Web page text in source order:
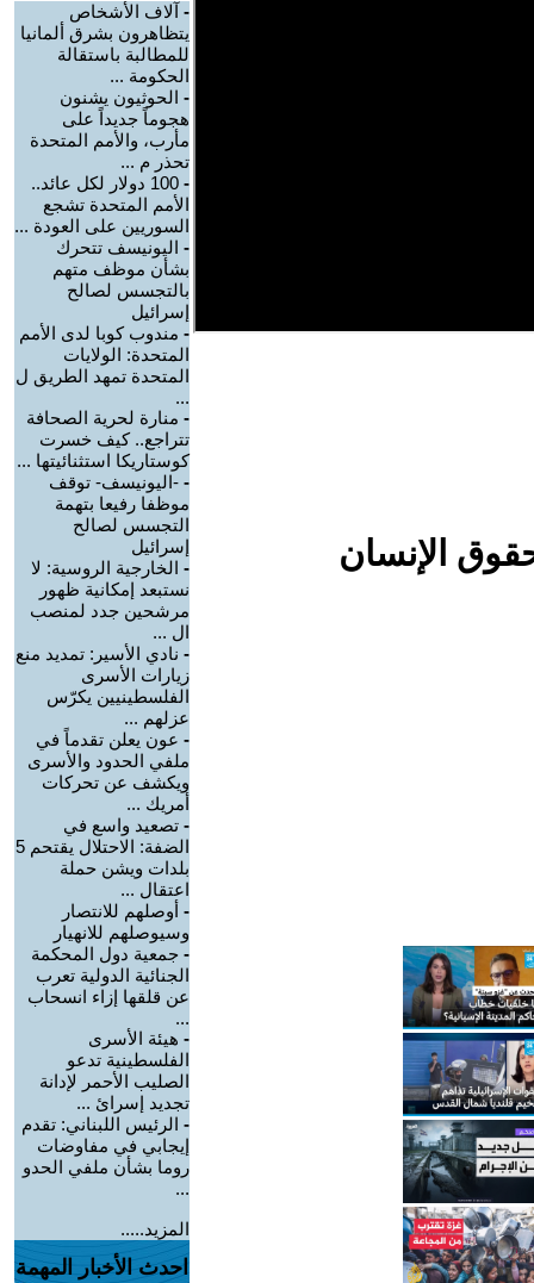
الإنسان
- آلاف الأشخاص
يتظاهرون بشرق ألمانيا
للمطالبة باستقالة
الحكومة ...
- الحوثيون يشنون
هجوماً جديداً على
مأرب، والأمم المتحدة
تحذر م ...
-
100 دولار لكل عائد..
الأمم المتحدة تشجع
السوريين على العودة ...
- اليونيسف تتحرك
بشأن موظف متهم
بالتجسس لصالح
إسرائيل
- مندوب كوبا لدى الأمم
المتحدة: الولايات
المتحدة تمهد الطريق ل
...
- منارة لحرية الصحافة
تتراجع.. كيف خسرت
كوستاريكا استثنائيتها ...
- -اليونيسف- توقف
موظفا رفيعا بتهمة
التجسس لصالح
إسرائيل
- الخارجية الروسية: لا
نستبعد إمكانية ظهور
مرشحين جدد لمنصب
ال ...
- نادي الأسير: تمديد منع
زيارات الأسرى
الفلسطينيين يكرّس
عزلهم ...
- عون يعلن تقدماً في
ملفي الحدود والأسرى
ويكشف عن تحركات
أمريك ...
- تصعيد واسع في
الضفة: الاحتلال يقتحم 5
بلدات ويشن حملة
اعتقال ...
- أوصلهم للانتصار
وسيوصلهم للانهيار
- جمعية دول المحكمة
الجنائية الدولية تعرب
عن قلقها إزاء انسحاب
...
- هيئة الأسرى
الفلسطينية تدعو
الصليب الأحمر لإدانة
تجديد إسرائ ...
- الرئيس اللبناني: تقدم
إيجابي في مفاوضات
روما بشأن ملفي الحدو
...
المزيد.....
احدث الأخبار المهمة